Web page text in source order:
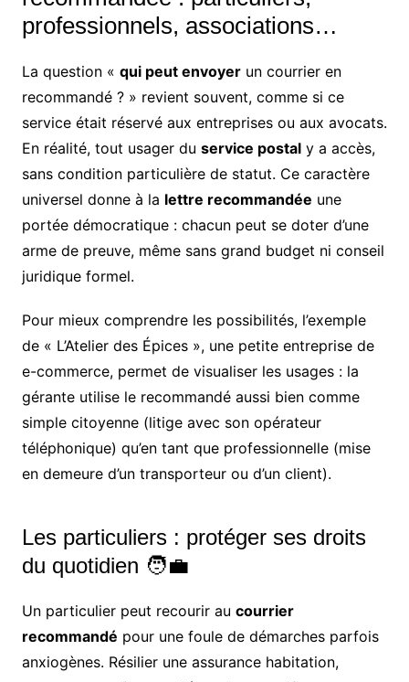
professionnels, associations…
La question « qui peut envoyerun courrier en
recommandé ? » revient souvent, comme si ce
service était réservé aux entreprises ou aux avocats.
En réalité, tout usager du service postaly a accès,
sans condition particulière de statut. Ce caractère
universel donne à la lettre recommandée une
portée démocratique : chacun peut se doter d’une
arme de preuve, même sans grand budget ni conseil
juridique formel.
Pour mieux comprendre les possibilités, l’exemple
de « L’Atelier des Épices », une petite entreprise de
e-commerce, permet de visualiser les usages : la
gérante utilise le recommandé aussi bien comme
simple citoyenne (litige avec son opérateur
téléphonique) qu’en tant que professionnelle (mise
en demeure d’un transporteur ou d’un client).
Les particuliers : protéger ses droits
du quotidien 🧑‍💼
Un particulier peut recourir au courrier
recommandé pour une foule de démarches parfois
anxiogènes. Résilier une assurance habitation,